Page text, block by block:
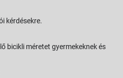
kérdésekre.
bicikli méretet gyermekeknek és